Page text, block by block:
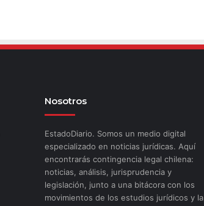
Nosotros
EstadoDiario. Somos un medio digital
especializado en noticias jurídicas. Aquí
encontrarás contingencia legal chilena:
noticias, análisis, jurisprudencia y
legislación, junto a una bitácora con los
movimientos de los estudios jurídicos y la